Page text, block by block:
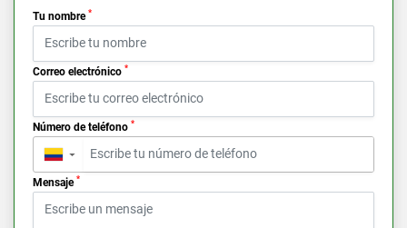
Tu nombre *
Correo electrónico *
Número de teléfono *
▼
Mensaje *